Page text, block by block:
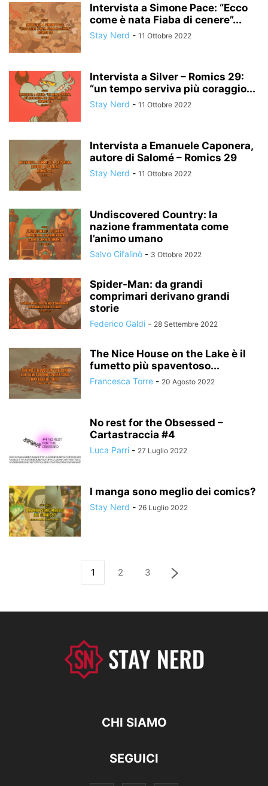
Intervista a Simone Pace: “Ecco
come è nata Fiaba di cenere”...
Stay Nerd - 11 Ottobre 2022
Intervista a Silver – Romics 29:
“un tempo serviva più coraggio...
Stay Nerd - 11 Ottobre 2022
Intervista a Emanuele Caponera,
autore di Salomé – Romics 29
Stay Nerd - 11 Ottobre 2022
Undiscovered Country: la
nazione frammentata come
l’animo umano
Salvo Cifalinò - 3 Ottobre 2022
Spider-Man: da grandi
comprimari derivano grandi
storie
Federico Galdi - 28 Settembre 2022
The Nice House on the Lake è il
fumetto più spaventoso...
Francesca Torre - 20 Agosto 2022
No rest for the Obsessed –
Cartastraccia #4
Luca Parri - 27 Luglio 2022
I manga sono meglio dei comics?
Stay Nerd - 26 Luglio 2022
1 2 3
CHI SIAMO
SEGUICI